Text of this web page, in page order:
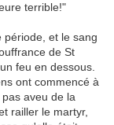
terrible!"
et le sang
de St
feu en dessous.
ont commencé à
aveu de la
railler le martyr,